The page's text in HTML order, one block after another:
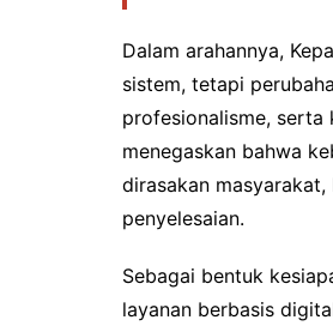
Dalam arahannya,
sistem, tetapi
profesionalisme, serta
menegaskan bahwa
dirasakan
penyelesaian.
Sebagai bentuk
layanan berbasis